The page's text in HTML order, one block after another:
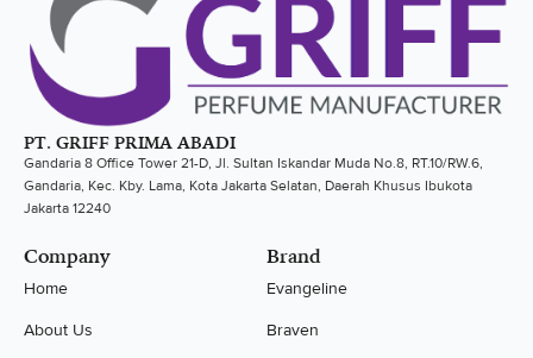
PT. GRIFF PRIMA ABADI
Gandaria 8 Office Tower 21-D, Jl. Sultan Iskandar Muda No.8, RT.10/RW.6,
Gandaria, Kec. Kby. Lama, Kota Jakarta Selatan, Daerah Khusus Ibukota
Jakarta 12240
Company
Home
About Us
Brand
Evangeline
Braven